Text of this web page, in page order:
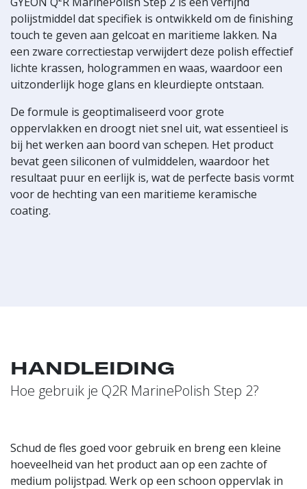
polijstmiddel dat specifiek is ontwikkeld om de finishing
touch te geven aan gelcoat en maritieme lakken. Na
een zware correctiestap verwijdert deze polish effectief
lichte krassen, hologrammen en waas, waardoor een
uitzonderlijk hoge glans en kleurdiepte ontstaan.
De formule is geoptimaliseerd voor grote
oppervlakken en droogt niet snel uit, wat essentieel is
bij het werken aan boord van schepen. Het product
bevat geen siliconen of vulmiddelen, waardoor het
resultaat puur en eerlijk is, wat de perfecte basis vormt
voor de hechting van een maritieme keramische
coating.
HANDLEIDING
Hoe gebruik je Q2R MarinePolish Step 2?
Schud de fles goed voor gebruik en breng een kleine
hoeveelheid van het product aan op een zachte of
medium polijstpad. Werk op een schoon oppervlak in